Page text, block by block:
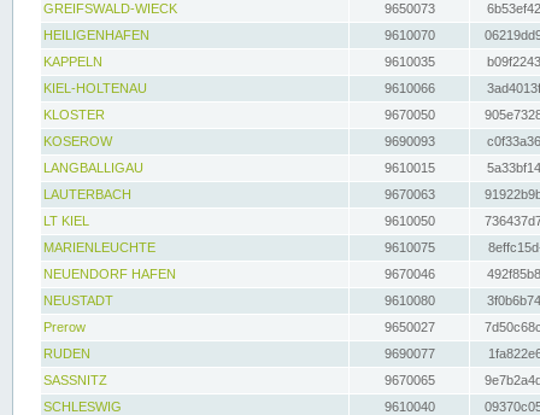
GREIFSWALD-WIECK
9650073
HEILIGENHAFEN
9610070
KAPPELN
9610035
KIEL-HOLTENAU
9610066
KLOSTER
9670050
KOSEROW
9690093
LANGBALLIGAU
9610015
LAUTERBACH
9670063
LT KIEL
9610050
MARIENLEUCHTE
9610075
NEUENDORF HAFEN
9670046
NEUSTADT
9610080
Prerow
9650027
RUDEN
9690077
SASSNITZ
9670065
SCHLESWIG
9610040